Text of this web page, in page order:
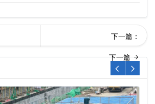
介绍…
下一篇：
璃钢开式冷却塔